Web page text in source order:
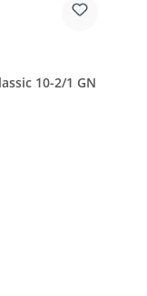
10-2/1 GN